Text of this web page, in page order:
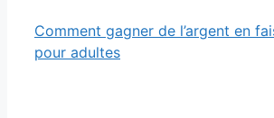
Comment gagner de l’argent en
pour adultes